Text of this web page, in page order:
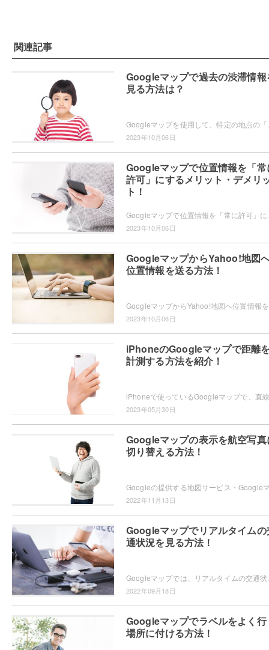
関連記事
Googleマップで過去の渋滞情報
見る方法は？
2023年10月06日
Googleマップで位置情報を「常
許可」にするメリット・デメリ
ト！
2023年10月06日
GoogleマップからYahoo!地図
位置情報を送る方法！
2023年10月06日
iPhoneのGoogleマップで距離
計測する方法を紹介！
2023年05月30日
Googleマップの表示を航空写真
切り替える方法！
2022年11月13日
Googleマップでリアルタイムの
通状況を見る方法！
2022年09月18日
Googleマップでラベルをよく行
場所に付ける方法！